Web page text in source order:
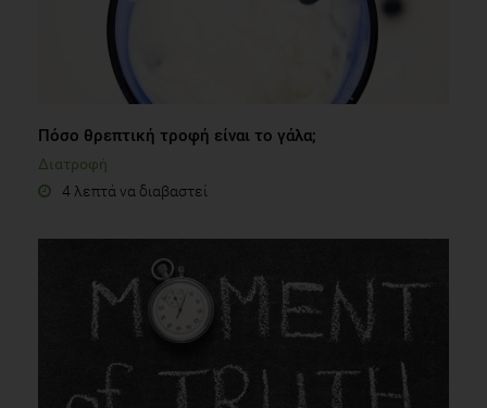
Πόσο θρεπτική τροφή είναι το γάλα;
Διατροφή
4 λεπτά να διαβαστεί